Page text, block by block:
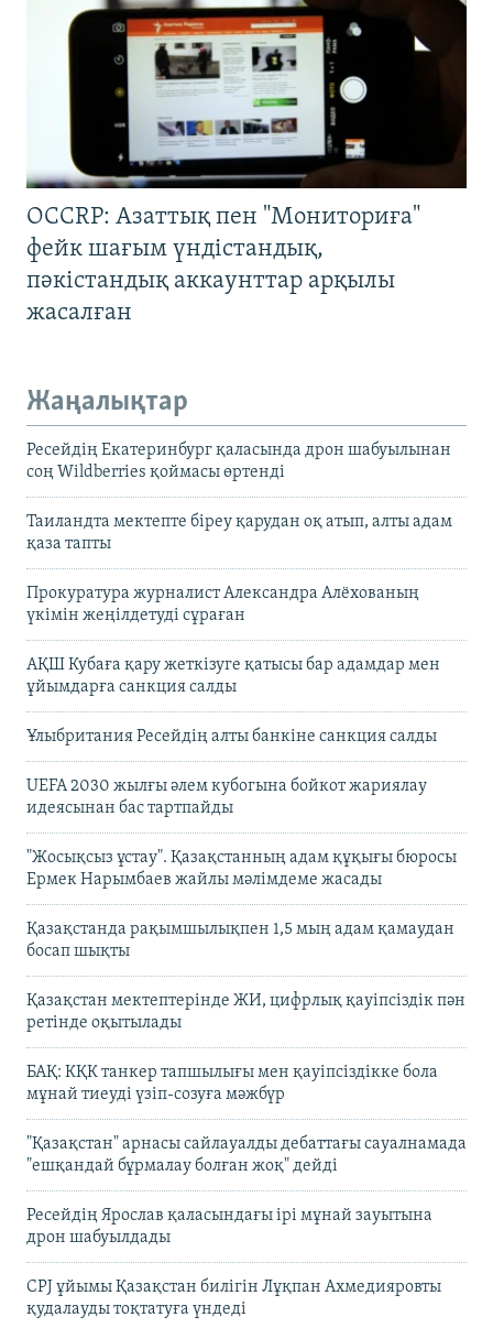
OCCRP: Азаттық пен "Мониториға"
фейк шағым үндістандық,
пәкістандық аккаунттар арқылы
жасалған
Жаңалықтар
Ресейдің Екатеринбург қаласында дрон шабуылынан
соң Wildberries қоймасы өртенді
Таиландта мектепте біреу қарудан оқ атып, алты адам
қаза тапты
Прокуратура журналист Александра Алёхованың
үкімін жеңілдетуді сұраған
АҚШ Кубаға қару жеткізуге қатысы бар адамдар мен
ұйымдарға санкция салды
Ұлыбритания Ресейдің алты банкіне санкция салды
UEFA 2030 жылғы әлем кубогына бойкот жариялау
идеясынан бас тартпайды
"Жосықсыз ұстау". Қазақстанның адам құқығы бюросы
Ермек Нарымбаев жайлы мәлімдеме жасады
Қазақстанда рақымшылықпен 1,5 мың адам қамаудан
босап шықты
Қазақстан мектептерінде ЖИ, цифрлық қауіпсіздік пән
ретінде оқытылады
БАҚ: КҚК танкер тапшылығы мен қауіпсіздікке бола
мұнай тиеуді үзіп-созуға мәжбүр
"Қазақстан" арнасы сайлауалды дебаттағы сауалнамада
"ешқандай бұрмалау болған жоқ" дейді
Ресейдің Ярослав қаласындағы ірі мұнай зауытына
дрон шабуылдады
CPJ ұйымы Қазақстан билігін Лұқпан Ахмедияровты
қудалауды тоқтатуға үндеді